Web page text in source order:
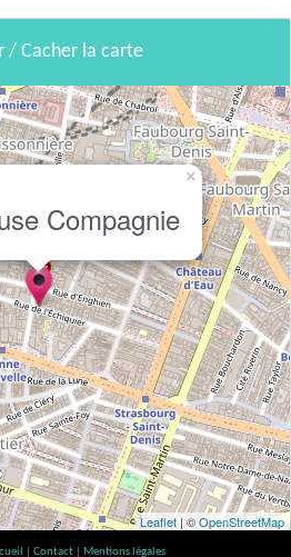
/ Cacher la carte
Compagnie
×
Leaflet| ©OpenStreetMap
Contact Mentions légales